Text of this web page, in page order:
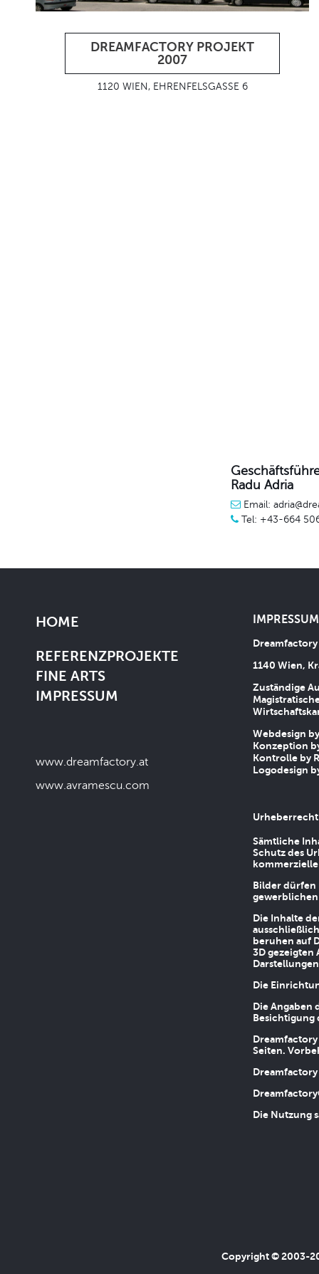
DREAMFACTORY PROJEKT
2007
1120 WIEN, EHRENFELSGASSE 6
Radu Adria
Email:
Tel: +43-664
HOME
REFERENZPROJEKTE
FINE ARTS
IMPRESSUM
www.dreamfactory.at
www.avramescu.com
1140 Wien,
Zuständige
Webdesign
Konzeption
Kontrolle by
Logodesign
Urheberrecht
Sämtliche
Schutz des
Bilder dürfen
Die Inhalte
beruhen auf
3D gezeigten
Die
Die
Besichtigung
Seiten.
Die Nutzung
Copyright © 2003-